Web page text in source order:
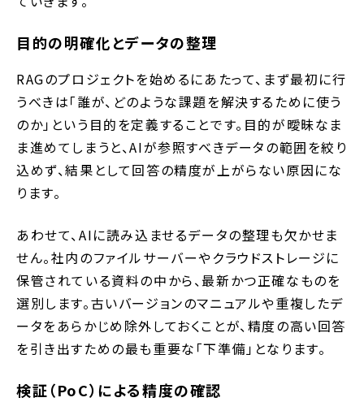
目的の明確化とデータの整理
RAGのプロジェクトを始めるにあたって、まず最初に行
うべきは「誰が、どのような課題を解決するために使う
のか」という目的を定義することです。目的が曖昧なま
ま進めてしまうと、AIが参照すべきデータの範囲を絞り
込めず、結果として回答の精度が上がらない原因にな
ります。
あわせて、AIに読み込ませるデータの整理も欠かせま
せん。社内のファイルサーバーやクラウドストレージに
保管されている資料の中から、最新かつ正確なものを
選別します。古いバージョンのマニュアルや重複したデ
ータをあらかじめ除外しておくことが、精度の高い回答
を引き出すための最も重要な「下準備」となります。
検証（PoC）による精度の確認